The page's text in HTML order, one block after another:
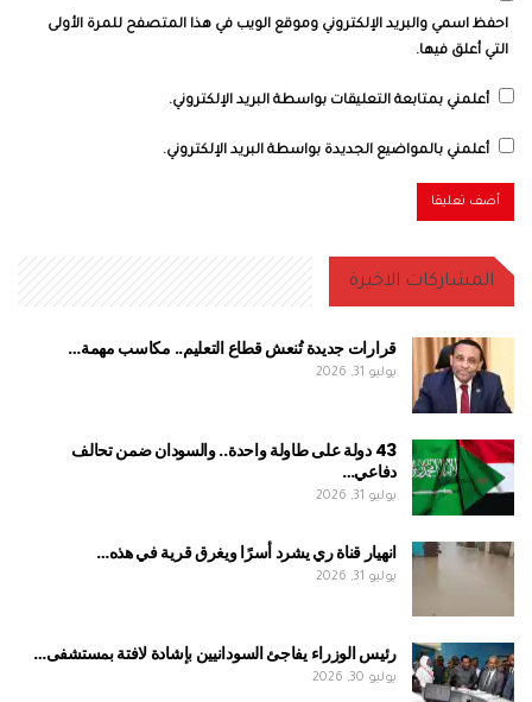
احفظ اسمي والبريد الإلكتروني وموقع الويب في هذا المتصفح للمرة الأولى
التي أعلق فيها.
أعلمني بمتابعة التعليقات بواسطة البريد الإلكتروني.
أعلمني بالمواضيع الجديدة بواسطة البريد الإلكتروني.
المشاركات الاخيرة
قرارات جديدة تُنعش قطاع التعليم.. مكاسب مهمة…
يوليو 31, 2026
43 دولة على طاولة واحدة.. والسودان ضمن تحالف
دفاعي…
يوليو 31, 2026
انهيار قناة ري يشرد أسرًا ويغرق قرية في هذه…
يوليو 31, 2026
رئيس الوزراء يفاجئ السودانيين بإشادة لافتة بمستشفى…
يوليو 30, 2026